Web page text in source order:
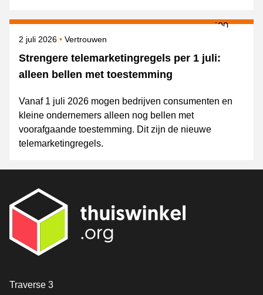
Strengere telemarketingregels per 1 juli:
alleen bellen met toestemming
Gepubliceerd op
2 juli 2026 Onderwerpen
Vertrouwen
Vanaf 1 juli 2026 mogen bedrijven consumenten en
kleine ondernemers alleen nog bellen met
voorafgaande toestemming. Dit zijn de nieuwe
telemarketingregels.
Contact
Traverse 3